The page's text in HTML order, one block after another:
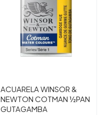
ACUARELA WINSOR &
NEWTON COTMAN ½PAN
GUTAGAMBA